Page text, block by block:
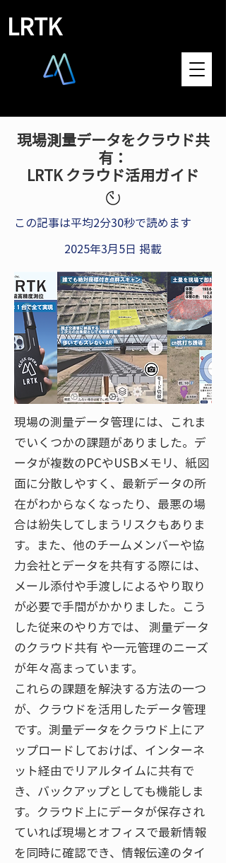
LRTK
現場測量データをクラウド共
有：
LRTK クラウド活用ガイド
この記事は平均2分30秒で読めます
2025年3月5日 掲載
現場の測量データ管理には、これま
でいくつかの課題がありました。デ
ータが複数のPCやUSBメモリ、紙図
面に分散しやすく、最新データの所
在がわからなくなったり、最悪の場
合は紛失してしまうリスクもありま
す。また、他のチームメンバーや協
力会社とデータを共有する際には、
メール添付や手渡しによるやり取り
が必要で手間がかかりました。こう
した従来のやり方では、 測量データ
のクラウド共有 や一元管理のニーズ
が年々高まっています。
これらの課題を解決する方法の一つ
が、クラウドを活用したデータ管理
です。測量データをクラウド上にア
ップロードしておけば、インターネ
ット経由でリアルタイムに共有で
き、バックアップとしても機能しま
す。クラウド上にデータが保存され
ていれば現場とオフィスで最新情報
を同時に確認でき、情報伝達のタイ